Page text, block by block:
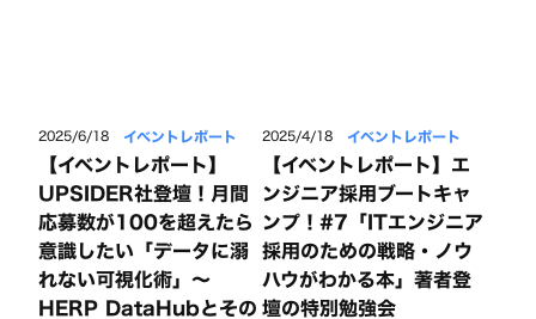
2025/6/18 イベントレポート
【イベントレポート】
UPSIDER社登壇！月間
応募数が100を超えたら
意識したい「データに溺
れない可視化術」〜
HERP DataHubとその
2025/4/18 イベントレポート
【イベントレポート】エ
ンジニア採用ブートキャ
ンプ！#7「ITエンジニア
採用のための戦略・ノウ
ハウがわかる本」著者登
壇の特別勉強会